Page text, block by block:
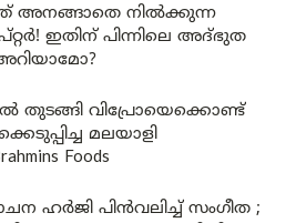
അനങ്ങാതെ നില്‍ക്കുന്ന
ഇതിന് പിന്നിലെ അദ്ഭുത
തുടങ്ങി വിപ്രോയെക്കൊണ്ട്
മലയാളി
Foods
ഹർജി പിൻവലിച്ച് സംഗീത ;